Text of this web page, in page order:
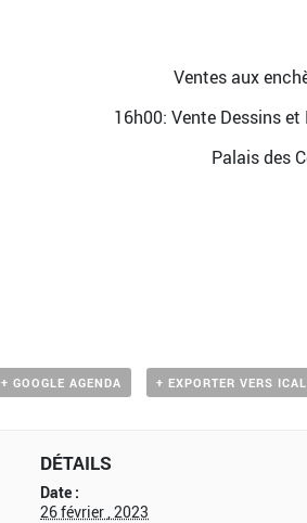
Ventes aux
16h00: Vente Dessins
Palais des
+ GOOGLE AGENDA + EXPORTER VERS ICAL
DÉTAILS
Date :
26 février , 2023